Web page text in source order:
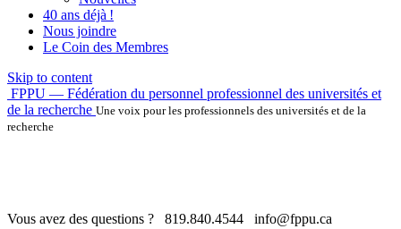
40 ans déjà !
Nous joindre
Le Coin des Membres
Skip to content
FPPU — Fédération du personnel professionnel des universités et
de la recherche Une voix pour les professionnels des universités et de la
recherche
Vous avez des questions ? 819.840.4544 info@fppu.ca